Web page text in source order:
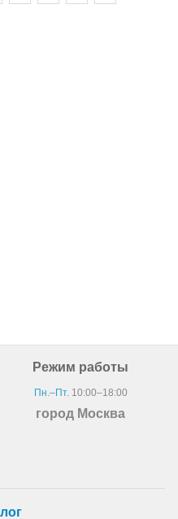
Режим работы
Пн.–Пт.10:00–18:00
город Москва